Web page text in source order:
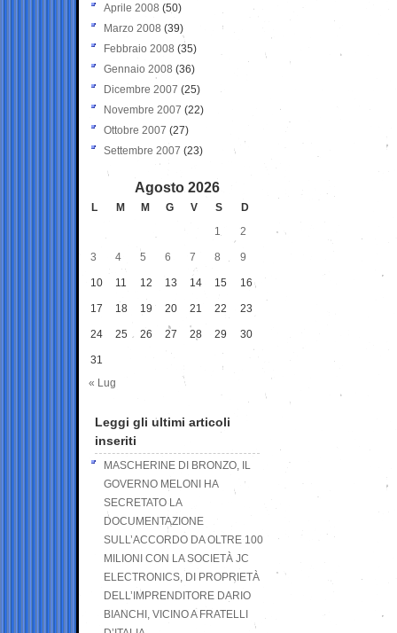
Aprile 2008 (50)
Marzo 2008 (39)
Febbraio 2008 (35)
Gennaio 2008 (36)
Dicembre 2007 (25)
Novembre 2007 (22)
Ottobre 2007 (27)
Settembre 2007 (23)
Agosto 2026
L M M G V S
D
1
2
3 4 5 6 7 8 9
10 11 12 13 14 15 16
17 18 19 20 21 22 23
24 25 26 27 28 29 30
31
« Lug
Leggi gli ultimi articoli
inseriti
MASCHERINE DI BRONZO, IL
GOVERNO MELONI HA
SECRETATO LA
DOCUMENTAZIONE
SULL’ACCORDO DA OLTRE 100
MILIONI CON LA SOCIETÀ JC
ELECTRONICS, DI PROPRIETÀ
DELL’IMPRENDITORE DARIO
BIANCHI, VICINO A FRATELLI